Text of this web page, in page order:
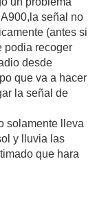
señal no
(antes si
podia recoger
desde
que va a hacer
la señal de
solamente lleva
y lluvia las
que hara